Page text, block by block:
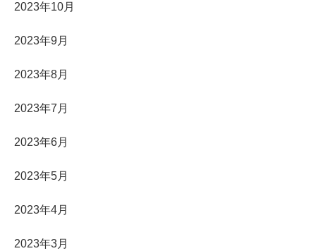
2023年10月
2023年9月
2023年8月
2023年7月
2023年6月
2023年5月
2023年4月
2023年3月